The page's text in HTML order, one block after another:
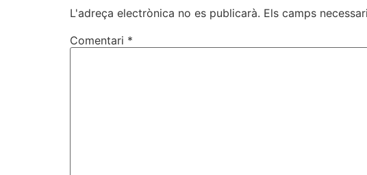
L'adreça electrònica no es publicarà. Els camps
Comentari *